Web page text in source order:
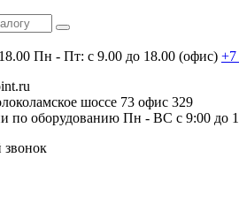
Пн - Пт: с 9.00 до 18.00 (офис) +7
шоссе 73 офис 329
по оборудованию Пн - ВС с 9:00 до
звонок